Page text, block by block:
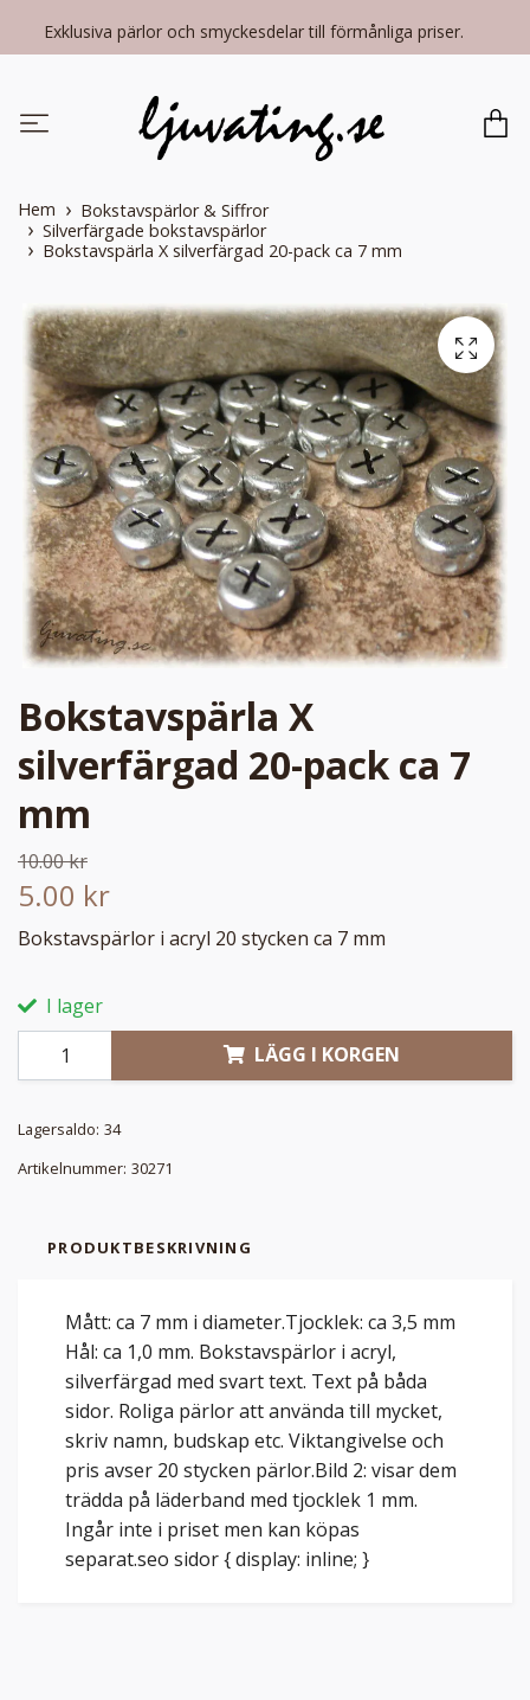
Exklusiva pärlor och smyckesdelar till förmånliga priser.
Hem
Bokstavspärlor & Siffror
Silverfärgade bokstavspärlor
Bokstavspärla X silverfärgad 20-pack ca 7 mm
Bokstavspärla X
silverfärgad 20-pack ca 7
mm
10.00 kr
5.00 kr
Bokstavspärlor i acryl 20 stycken ca 7 mm
I lager
LÄGG I KORGEN
Lagersaldo: 34
Artikelnummer: 30271
PRODUKTBESKRIVNING
Mått: ca 7 mm i diameter.Tjocklek: ca 3,5 mm
Hål: ca 1,0 mm. Bokstavspärlor i acryl,
silverfärgad med svart text. Text på båda
sidor. Roliga pärlor att använda till mycket,
skriv namn, budskap etc. Viktangivelse och
pris avser 20 stycken pärlor.Bild 2: visar dem
trädda på läderband med tjocklek 1 mm.
Ingår inte i priset men kan köpas
separat.seo sidor { display: inline; }